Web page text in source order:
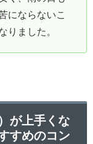
にならないこ
りました。
が上手くな
すめのコン